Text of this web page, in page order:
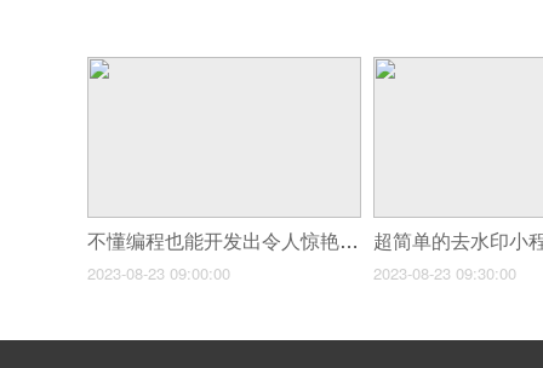
不懂编程也能开发出令人惊艳的社交app软件
2023-08-23 09:00:00 2023-08-23 09:30:00